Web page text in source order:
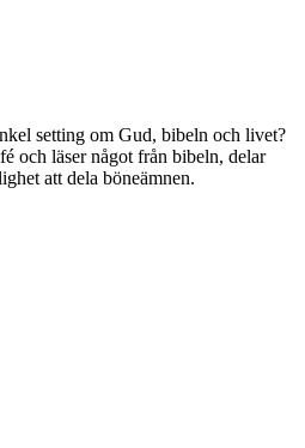
setting om Gud, bibeln och livet?
och läser något från bibeln, delar
att dela böneämnen.